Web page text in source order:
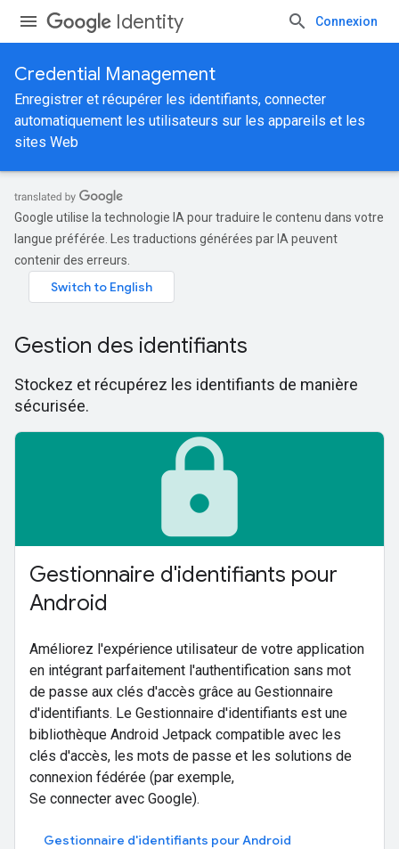
Identity Connexion
Credential Management
Enregistrer et récupérer les identifiants, connecter
automatiquement les utilisateurs sur les appareils et les
sites Web
Google utilise la technologie IA pour traduire le contenu dans votre
langue préférée. Les traductions générées par IA peuvent
contenir des erreurs.
Gestion des identifiants
Stockez et récupérez les identifiants de manière
sécurisée.
lock
Gestionnaire d'identifiants pour
Android
Améliorez l'expérience utilisateur de votre application
en intégrant parfaitement l'authentification sans mot
de passe aux clés d'accès grâce au Gestionnaire
d'identifiants. Le Gestionnaire d'identifiants est une
bibliothèque Android Jetpack compatible avec les
clés d'accès, les mots de passe et les solutions de
connexion fédérée (par exemple,
Se connecter avec Google).
Gestionnaire d'identifiants pour Android